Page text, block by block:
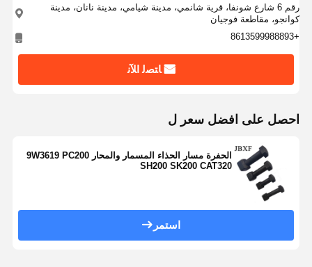
رقم 6 شارع شونفا، قرية شانمي، مدينة شيامي، مدينة نانان، مدينة
كوانجو، مقاطعة فوجيان
+8613599988893
ﺎﺘﺼﻟ ﺍﻶﻧ
احصل على افضل سعر ل
الحفرة مسار الحذاء المسمار والمحار 9W3619 PC200
SH200 SK200 CAT320
استمر